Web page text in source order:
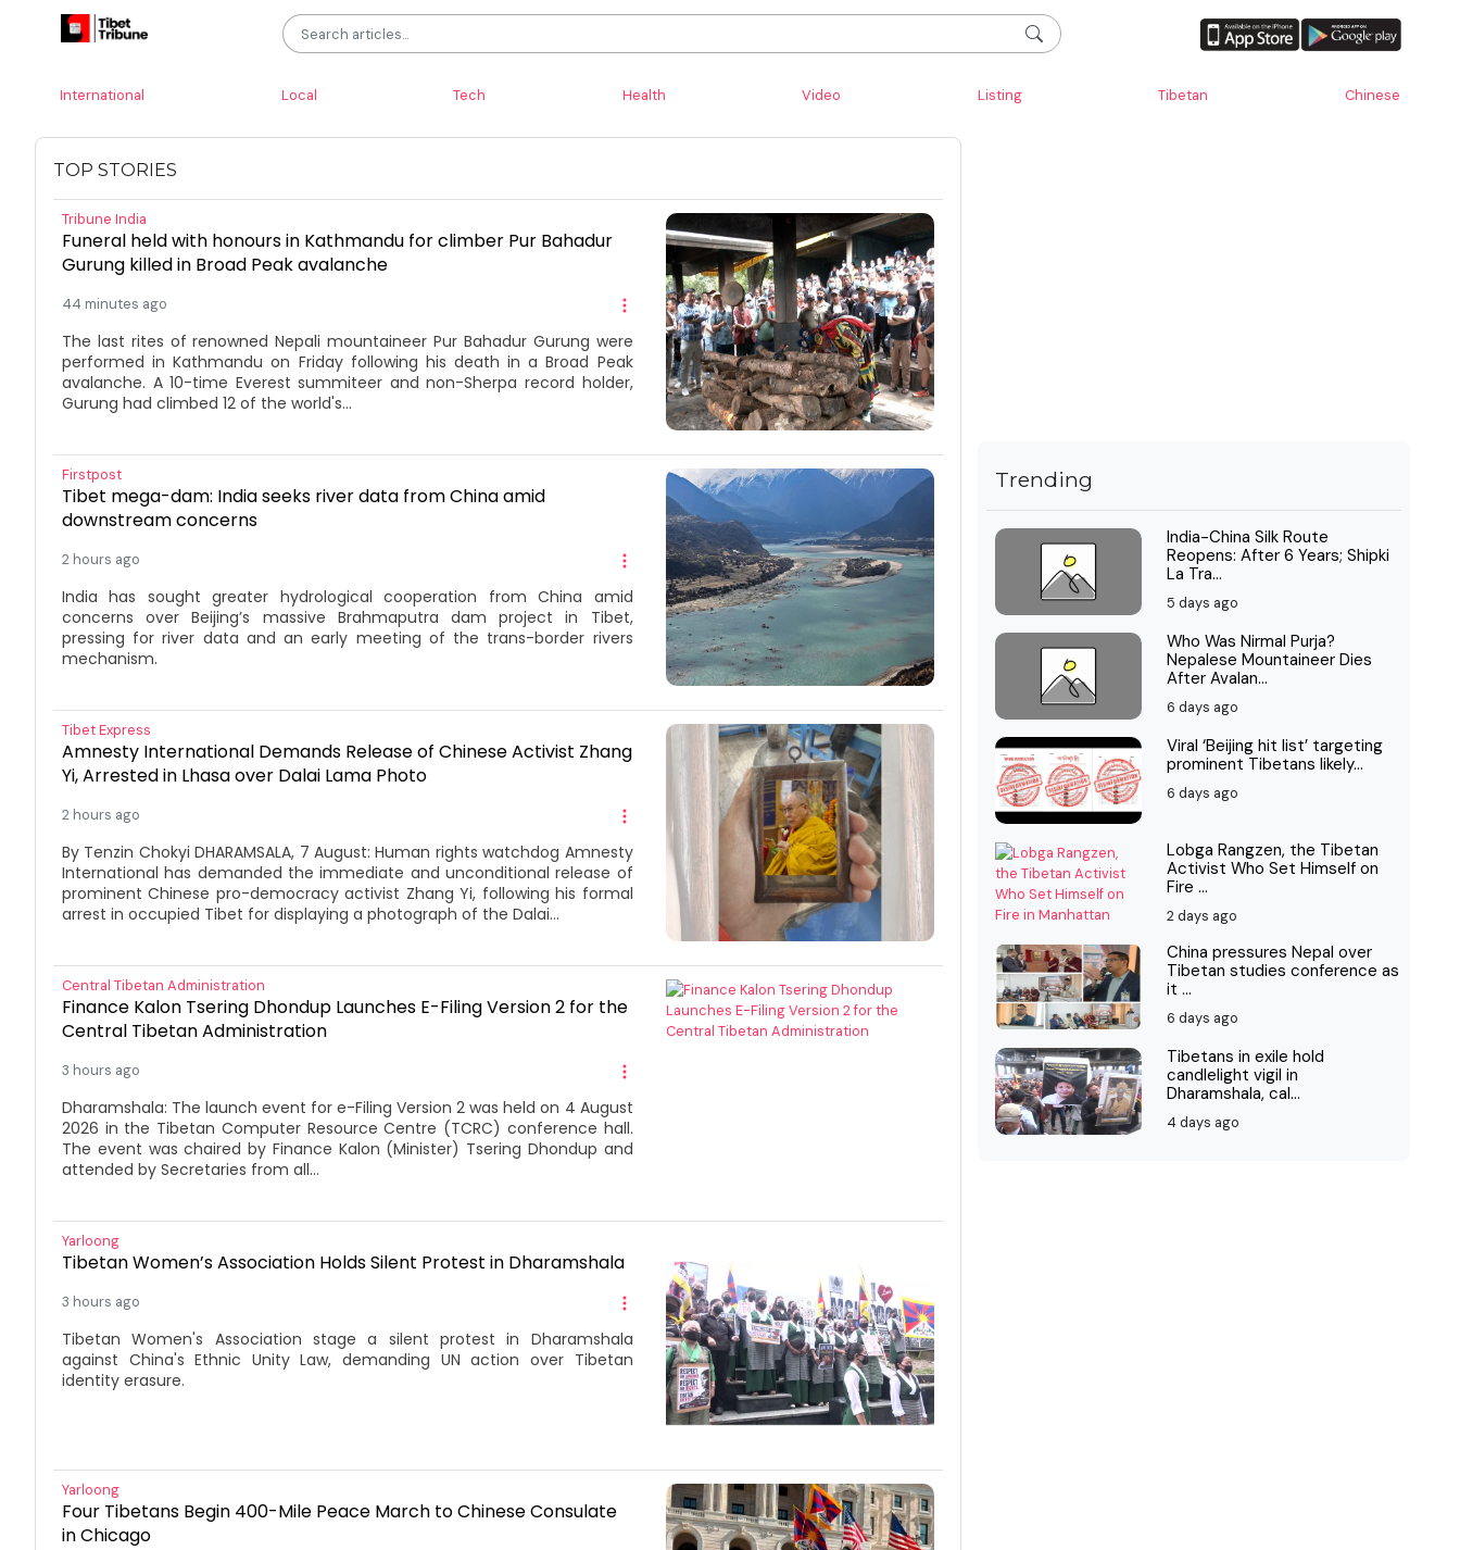
International Local Tech Health Video Listing Tibetan Chinese
TOP STORIES
Tribune India
Funeral held with honours in Kathmandu for climber Pur Bahadur
Gurung killed in Broad Peak avalanche
44 minutes ago
The last rites of renowned Nepali mountaineer Pur Bahadur Gurung were
performed in Kathmandu on Friday following his death in a Broad Peak
avalanche. A 10-time Everest summiteer and non-Sherpa record holder,
Gurung had climbed 12 of the world's...
Firstpost
Tibet mega-dam: India seeks river data from China amid
downstream concerns
2 hours ago
India has sought greater hydrological cooperation from China amid
concerns over Beijing’s massive Brahmaputra dam project in Tibet,
pressing for river data and an early meeting of the trans-border rivers
mechanism.
Tibet Express
Amnesty International Demands Release of Chinese Activist Zhang
Yi, Arrested in Lhasa over Dalai Lama Photo
2 hours ago
By Tenzin Chokyi DHARAMSALA, 7 August: Human rights watchdog Amnesty
International has demanded the immediate and unconditional release of
prominent Chinese pro-democracy activist Zhang Yi, following his formal
arrest in occupied Tibet for displaying a photograph of the Dalai...
Central Tibetan Administration
Finance Kalon Tsering Dhondup Launches E-Filing Version 2 for the
Central Tibetan Administration
3 hours ago
Dharamshala: The launch event for e-Filing Version 2 was held on 4 August
2026 in the Tibetan Computer Resource Centre (TCRC) conference hall.
The event was chaired by Finance Kalon (Minister) Tsering Dhondup and
attended by Secretaries from all...
Yarloong
Tibetan Women’s Association Holds Silent Protest in Dharamshala
3 hours ago
Tibetan Women's Association stage a silent protest in Dharamshala
against China's Ethnic Unity Law, demanding UN action over Tibetan
identity erasure.
Yarloong
Four Tibetans Begin 400-Mile Peace March to Chinese Consulate
in Chicago
Trending
India-China Silk Route
Reopens: After 6 Years; Shipki
La Tra...
5 days ago
Who Was Nirmal Purja?
Nepalese Mountaineer Dies
After Avalan...
6 days ago
Viral ‘Beijing hit list’ targeting
prominent Tibetans likely...
6 days ago
Lobga Rangzen, the Tibetan
Activist Who Set Himself on
Fire ...
2 days ago
China pressures Nepal over
Tibetan studies conference as
it ...
6 days ago
Tibetans in exile hold
candlelight vigil in
Dharamshala, cal...
4 days ago